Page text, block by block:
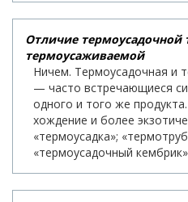
Отличие термоусадочной
термоусаживаемой
Ничем. Термоусадочная и
— часто встречающиеся
одного и того же
хождение и более
«термоусадка»;
«термоусадочный